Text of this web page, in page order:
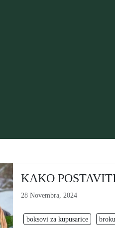
KAKO
28 Novembra, 2024
boksovi za kupusarice